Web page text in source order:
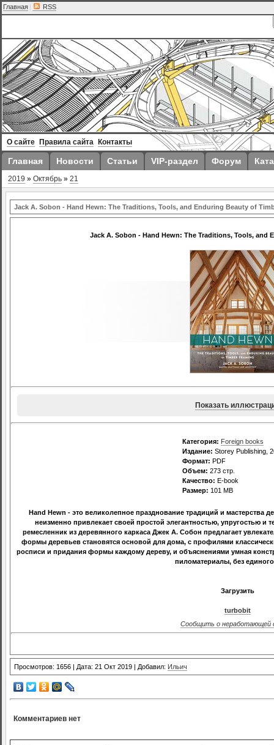
Главная | RSS
О сайте Правила сайта Контакты
Главная Новости Статьи VIP-раздел Форум
2019 » Октябрь » 21
Jack A. Sobon - Hand Hewn: The Traditions, Tools, and Enduring Beauty of
Jack A. Sobon - Hand Hewn: The Traditions, Tools, and
Показать
Категория: Foreign books
Издание: Storey Publishing,
Формат: PDF
Объем: 273 стр.
Качество: E-book
Размер: 101 МВ
Hand Hewn - это великолепное празднование традиций и мастерства
неизменно привлекает своей простой элегантностью, упругостью и
ремесленник из деревянного каркаса Джек А. Собон предлагает
формы деревьев становятся основой для дома, с профилями
росписи и придания формы каждому дереву, и объяснениями умная
пиломатериалы, без единого
Загрузить
turbobit
Сообщить о неработающей
Просмотров: 1656 | Дата: 21 Окт 2019 | Добавил: Ильич
Комментариев нет